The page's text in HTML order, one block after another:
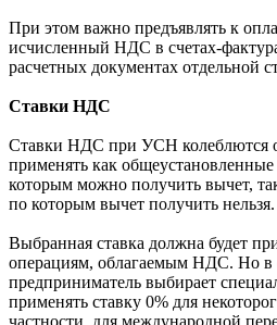
При этом важно предъявлять к
исчисленный НДС в счетах-
расчетных документах отдельной
Ставки НДС
Ставки НДС при УСН колеблются
применять как
которым можно получить вычет,
по которым вычет получить нельзя.
Выбранная ставка должна будет
операциям, облагаемым НДС. Но в
предприниматель выбирает
применять ставку 0% для